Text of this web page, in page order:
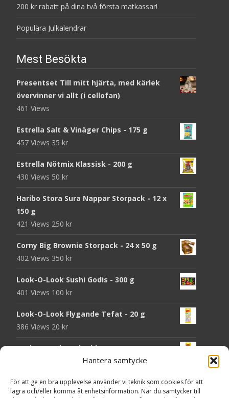
Hantera samtycke
För att ge en bra upplevelse använder vi teknik som cookies för att
lagra och/eller komma åt enhetsinformation. När du samtycker till
200 kr rabatt på dina två första matkassar!
Populära Julkalendrar
Mest Besökta
Presentset Till mitt hjärta, med kärlek
övervinner vi allt (i cellofan)
461 Views
Estrella Salt & Vinäger Chips - 175 g
457 Views 35 kr
Estrella Nötmix Klassisk - 200 g
430 Views 50 kr
Haribo Stora Sura Nappar Storpack - 12 x
150 g
421 Views 250 kr
Corny Big Brownie Storpack - 24 x 50 g
402 Views 350 kr
Look-O-Look Sushi Godis - 300 g
401 Views 100 kr
Look-O-Look Flygande Tefat - 20 g
386 Views 20 kr
Look-O-Look Jordgubbsmattor - 90 g
Haribo Starmix - 170 g
378 Views 25kr